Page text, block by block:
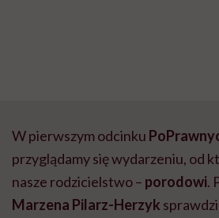
W pierwszym odcinku
przyglądamy się wydarzeniu, od
nasze rodzicielstwo – porodowi.
Marzena Pilarz-Herzyk